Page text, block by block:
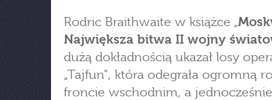
Rodric Braithwaite w książce „
Największa bitwa II wojny
dużą dokładnością ukazał losy
„Tajfun", która odegrała ogromną
froncie wschodnim, a